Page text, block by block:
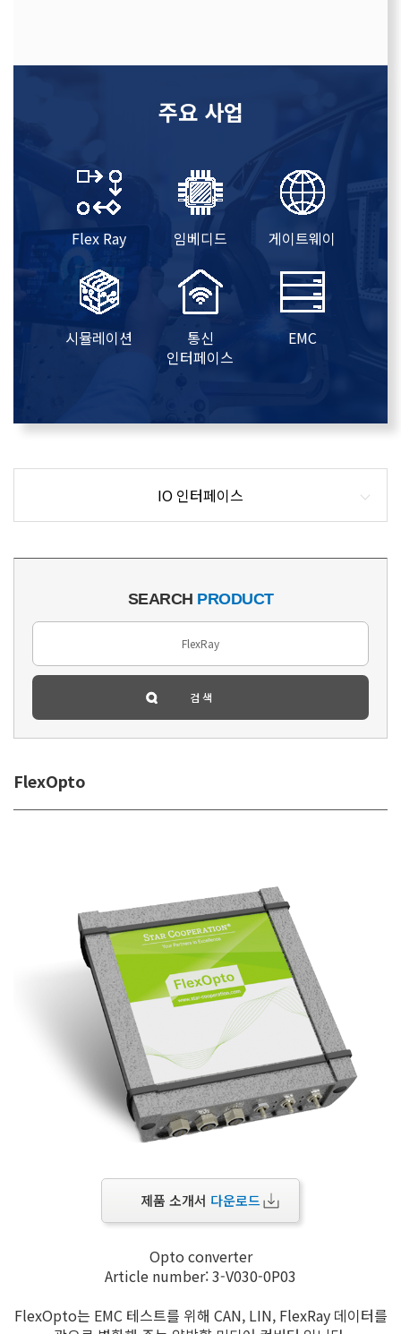
주요 사업
Flex Ray 임베디드 게이트웨이
시뮬레이션
통신
인터페이스
EMC
IO 인터페이스
SEARCH PRODUCT
FlexOpto
제품 소개서 다운로드
Opto converter
Article number: 3-V030-0P03
FlexOpto는 EMC 테스트를 위해 CAN, LIN, FlexRay 데이터를